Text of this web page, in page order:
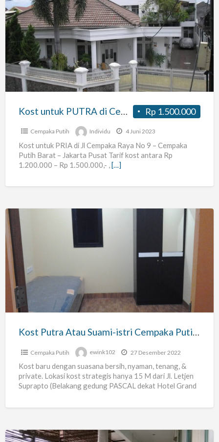
Kost
untuk
PUTRA
Cempaka
Putih
Barat
Jakarta
Pusat
Rp 1.500.000
Kost untuk PUTRA di Cempaka Putih Barat – Jakarta Pusat
Cempaka Putih Individu 4 Juni 2023
Kost untuk PRIA di Jl Cempaka Raya No 9 – Cempaka
Putih Barat – Jakarta Pusat Tarif kost antara Rp
1.200.000 – Rp 1.500.000,- ,[…]
Kost
Putra
Atau
Suami-
istri
Cempaka
Putih
Rabyan)
Kost Putra Atau Suami-istri Cempaka Putih (kost Rabyan)
Cempaka Putih ewink102 27 Desember 2022
Kost baru dengan suasana bersih, nyaman, tenang, &
private. Lokasi kost strategis hanya 15 M dari Jl. Letjen
Suprapto (Belakang gedung PASCAL dekat Hotel Grand